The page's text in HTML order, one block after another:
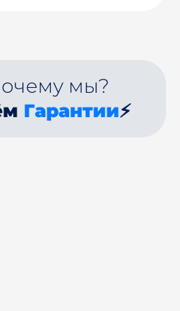
мы?
Гарантии⚡